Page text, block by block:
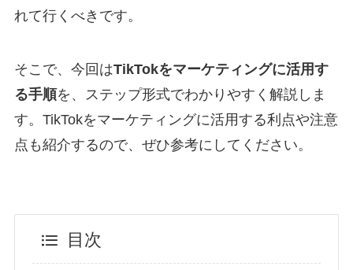
れて行くべきです。
そこで、今回はTikTokをマーケティングに活用す
る手順を、ステップ形式でわかりやすく解説しま
す。TikTokをマーケティングに活用する利点や注意
点も紹介するので、ぜひ参考にしてください。
目次